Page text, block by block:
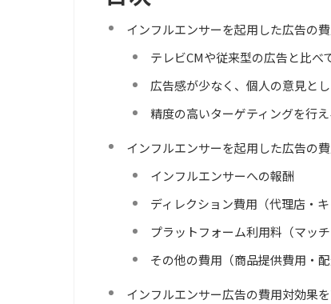
インフルエンサーを起用した広告の
テレビCMや従来型の広告と比べ
広告感が少なく、個人の意見と
精度の高いターゲティングを行え
インフルエンサーを起用した広告の
インフルエンサーへの報酬
ディレクション費用（代理店・
プラットフォーム利用料（マッ
その他の費用（商品提供費用・
インフルエンサー広告の費用対効果